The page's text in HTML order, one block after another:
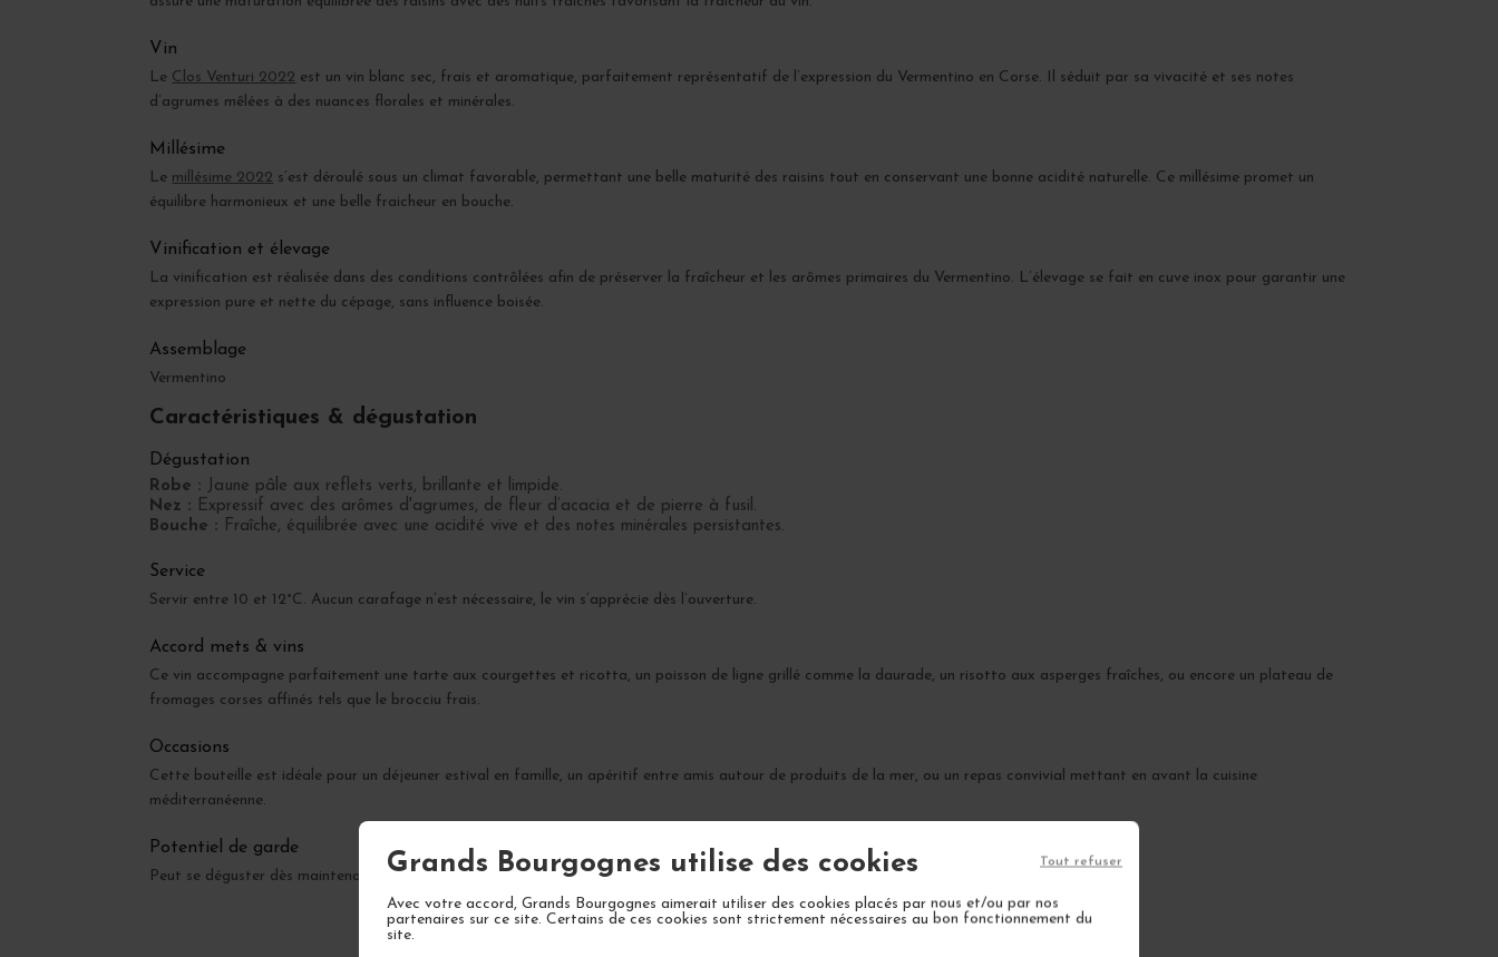
Grands Bourgognes utilise des cookies
Avec votre accord, Grands Bourgognes aimerait utiliser des cookies placés par nous et/ou par nos
partenaires sur ce site. Certains de ces cookies sont strictement nécessaires au bon fonctionnement du
site.
Tout refuser
Vin
Le Clos Venturi 2022 est un vin blanc sec, frais et aromatique, parfaitement représentatif de l’expression du Vermentino en Corse. Il séduit par sa vivacité et ses notes
d’agrumes mêlées à des nuances florales et minérales.
Millésime
Le millésime 2022 s’est déroulé sous un climat favorable, permettant une belle maturité des raisins tout en conservant une bonne acidité naturelle. Ce millésime promet un
équilibre harmonieux et une belle fraicheur en bouche.
Vinification et élevage
La vinification est réalisée dans des conditions contrôlées afin de préserver la fraîcheur et les arômes primaires du Vermentino. L’élevage se fait en cuve inox pour garantir une
expression pure et nette du cépage, sans influence boisée.
Assemblage
Vermentino
Caractéristiques & dégustation
Dégustation
Robe : Jaune pâle aux reflets verts, brillante et limpide.
Nez : Expressif avec des arômes d'agrumes, de fleur d’acacia et de pierre à fusil.
Bouche : Fraîche, équilibrée avec une acidité vive et des notes minérales persistantes.
Service
Servir entre 10 et 12°C. Aucun carafage n’est nécessaire, le vin s’apprécie dès l’ouverture.
Accord mets & vins
Ce vin accompagne parfaitement une tarte aux courgettes et ricotta, un poisson de ligne grillé comme la daurade, un risotto aux asperges fraîches, ou encore un plateau de
fromages corses affinés tels que le brocciu frais.
Occasions
Cette bouteille est idéale pour un déjeuner estival en famille, un apéritif entre amis autour de produits de la mer, ou un repas convivial mettant en avant la cuisine
méditerranéenne.
Potentiel de garde
Peut se déguster dès maintenant, mais gagnera en complexité dans les 3 à 5 prochaines années.